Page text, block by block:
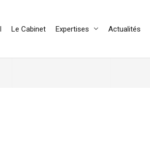
Le Cabinet Expertises Actualités